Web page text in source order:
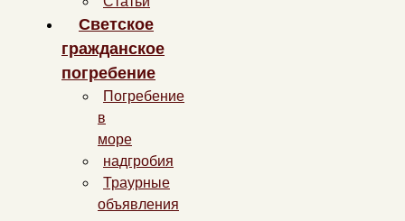
Светское
гражданское
погребение
Погребение
в
море
надгробия
Траурные
объявления